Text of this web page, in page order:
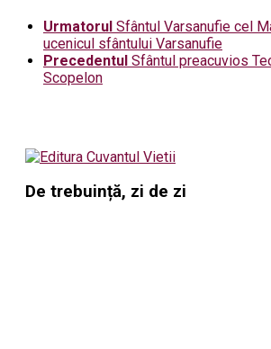
Urmatorul Sfântul Varsanufie cel
ucenicul sfântului Varsanufie
Precedentul Sfântul preacuvios
Scopelon
De trebuință, zi de zi